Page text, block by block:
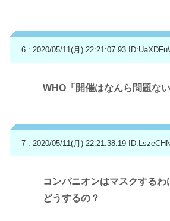
6 : 2020/05/11(月) 22:21:07.93
WHO「開催はなんら問題ない
7 : 2020/05/11(月) 22:21:38.19
コンパニオンはマスクする
どうするの？